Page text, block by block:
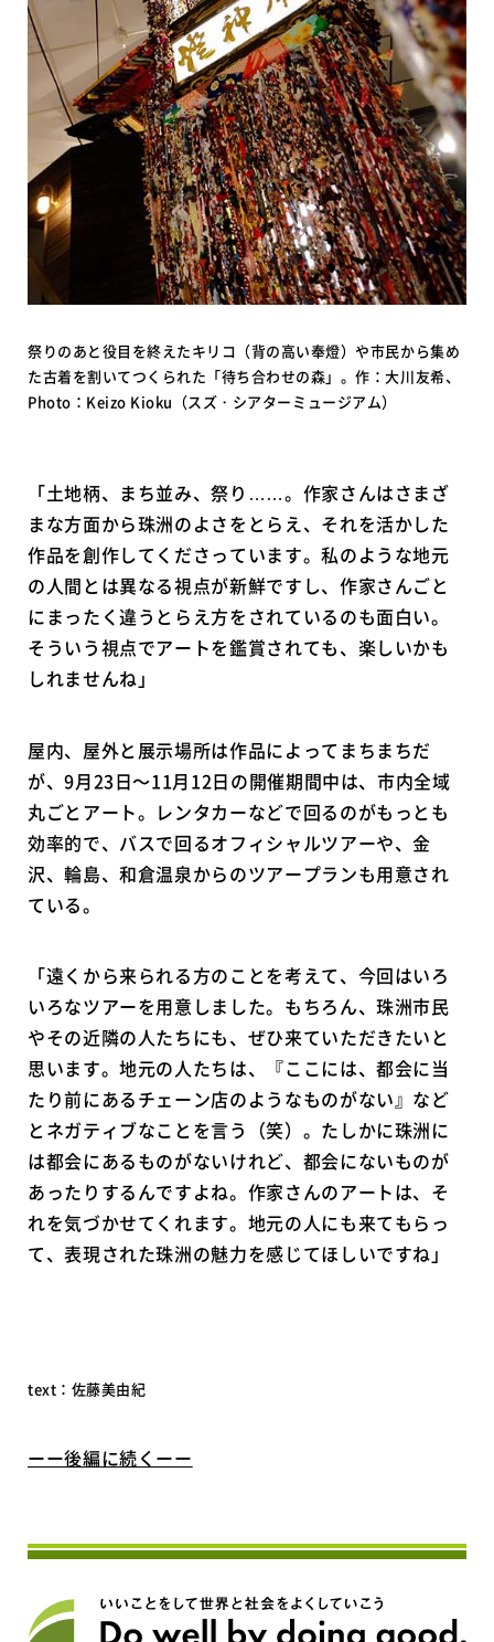
祭りのあと役目を終えたキリコ（背の高い奉燈）や市民から集め
た古着を割いてつくられた「待ち合わせの森」。作：大川友希、
Photo：Keizo Kioku（スズ・シアターミュージアム）
「土地柄、まち並み、祭り……。作家さんはさまざ
まな方面から珠洲のよさをとらえ、それを活かした
作品を創作してくださっています。私のような地元
の人間とは異なる視点が新鮮ですし、作家さんごと
にまったく違うとらえ方をされているのも面白い。
そういう視点でアートを鑑賞されても、楽しいかも
しれませんね」
屋内、屋外と展示場所は作品によってまちまちだ
が、9月23日〜11月12日の開催期間中は、市内全域
丸ごとアート。レンタカーなどで回るのがもっとも
効率的で、バスで回るオフィシャルツアーや、金
沢、輪島、和倉温泉からのツアープランも用意され
ている。
「遠くから来られる方のことを考えて、今回はいろ
いろなツアーを用意しました。もちろん、珠洲市民
やその近隣の人たちにも、ぜひ来ていただきたいと
思います。地元の人たちは、『ここには、都会に当
たり前にあるチェーン店のようなものがない』など
とネガティブなことを言う（笑）。たしかに珠洲に
は都会にあるものがないけれど、都会にないものが
あったりするんですよね。作家さんのアートは、そ
れを気づかせてくれます。地元の人にも来てもらっ
て、表現された珠洲の魅力を感じてほしいですね」
text：佐藤美由紀
ーー後編に続くーー